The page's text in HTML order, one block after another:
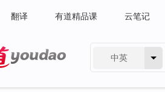
翻译 有道精品课 云笔记
中英